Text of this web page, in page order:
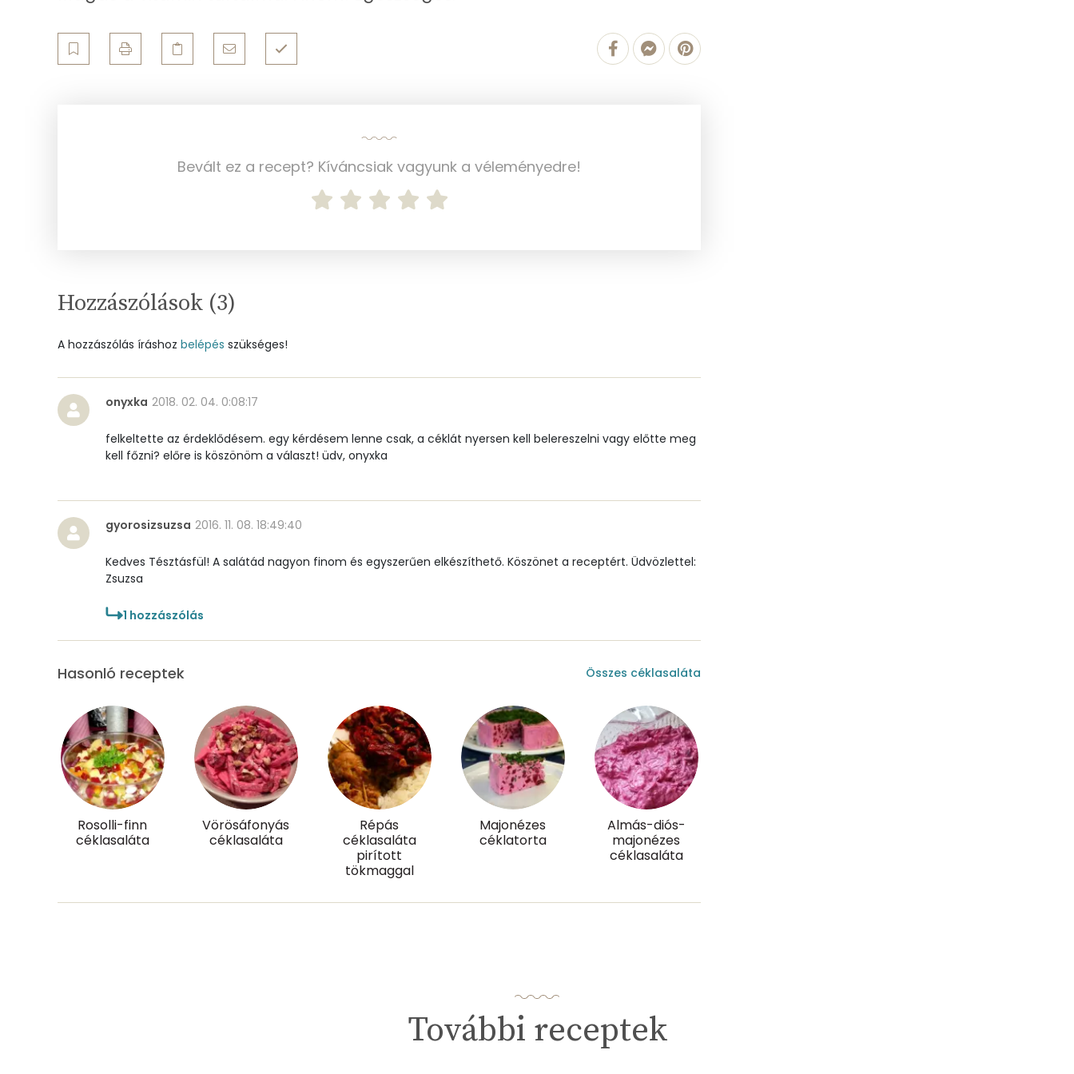
Összesen 212 kcal
Fehérje
Összesen 5.4 g
Koleszterin
Ásványi anyagok
Szelén
Kálcium
145 mg
Vas
Magnézium
53 mg
Foszfor
Nátrium
220 mg
Réz
0 mg
Mangán
1 mg
Szénhidrát
Összesen
41.5 g
Cukor
27 mg
0
Bevált ez a recept? Kíváncsiak vagyunk a véleményedre!
Hozzászólások (3)
A hozzászólás íráshoz belépés szükséges!
onyxka 2018. 02. 04. 0:08:17
felkeltette az érdeklődésem. egy kérdésem lenne csak, a céklát nyersen kell belereszelni vagy előtte meg
kell főzni? előre is köszönöm a választ! üdv, onyxka
gyorosizsuzsa 2016. 11. 08. 18:49:40
Kedves Tésztásfül! A salátád nagyon finom és egyszerűen elkészíthető. Köszönet a receptért. Üdvözlettel:
Zsuzsa
1 hozzászólás
Hasonló receptek Összes céklasaláta
Rosolli-finn
céklasaláta
Vörösáfonyás
céklasaláta
Répás
céklasaláta
pirított
tökmaggal
Majonézes
céklatorta
Almás-diós-
majonézes
céklasaláta
További receptek